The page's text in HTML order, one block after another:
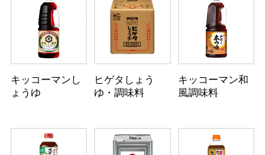
キッコーマンし
ょうゆ
ヒゲタしょう
ゆ・調味料
キッコーマン和
風調味料